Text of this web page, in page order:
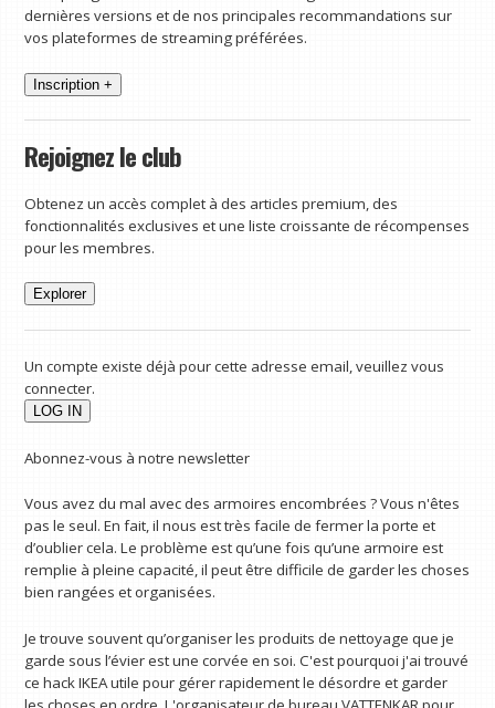
dernières versions et de nos principales recommandations sur
vos plateformes de streaming préférées.
Inscription +
Rejoignez le club
Obtenez un accès complet à des articles premium, des
fonctionnalités exclusives et une liste croissante de récompenses
pour les membres.
Explorer
Un compte existe déjà pour cette adresse email, veuillez vous
connecter.
Abonnez-vous à notre newsletter
Vous avez du mal avec des armoires encombrées ? Vous n'êtes
pas le seul. En fait, il nous est très facile de fermer la porte et
d’oublier cela. Le problème est qu’une fois qu’une armoire est
remplie à pleine capacité, il peut être difficile de garder les choses
bien rangées et organisées.
Je trouve souvent qu’organiser les produits de nettoyage que je
garde sous l’évier est une corvée en soi. C'est pourquoi j'ai trouvé
ce hack IKEA utile pour gérer rapidement le désordre et garder